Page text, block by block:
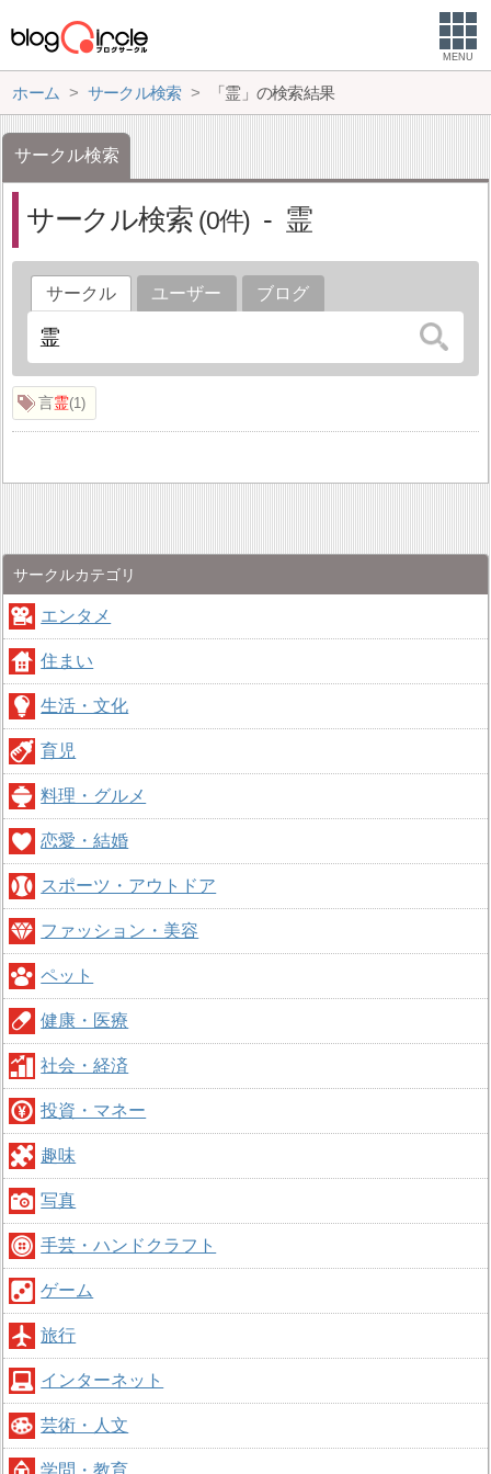
MENU
ホーム サークル検索 「霊」の検索結果
サークル検索
サークル検索 0 霊
サークル ユーザー ブログ
言霊 1
サークルカテゴリ
エンタメ
住まい
生活・文化
育児
料理・グルメ
恋愛・結婚
スポーツ・アウトドア
ファッション・美容
ペット
健康・医療
社会・経済
投資・マネー
趣味
写真
手芸・ハンドクラフト
ゲーム
旅行
インターネット
芸術・人文